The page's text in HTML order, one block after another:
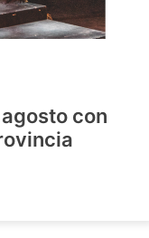
con